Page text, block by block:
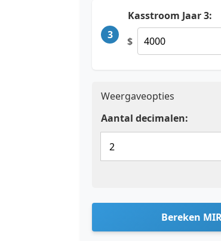
3
Kasstroom Jaar 3:
$
Weergaveopties
Aantal decimalen:
Bereken